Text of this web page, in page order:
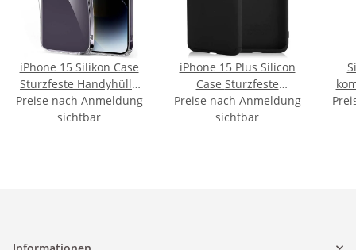
iPhone 15 Silikon Case
Sturzfeste Handyhülle
Transparent
Preise nach Anmeldung
sichtbar
iPhone 15 Plus Silicon
Case Sturzfeste
Handyhülle Schwarz
Preise nach Anmeldung
sichtbar